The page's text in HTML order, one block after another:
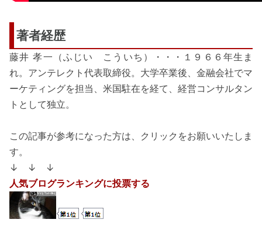
著者経歴
藤井 孝一（ふじい こういち）・・・１９６６年生ま
れ。アンテレクト代表取締役。大学卒業後、金融会社でマ
ーケティングを担当、米国駐在を経て、経営コンサルタン
トとして独立。
この記事が参考になった方は、クリックをお願いいたしま
す。
↓ ↓ ↓
人気ブログランキングに投票する